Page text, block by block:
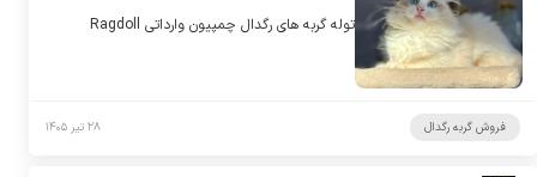
توله گربه های رگدال چمپیون وارداتی Ragdoll
فروش گربه رگدال ۲۸ تیر ۱۴۰۵